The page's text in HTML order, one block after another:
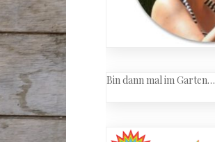
Bin dann mal im Garten…